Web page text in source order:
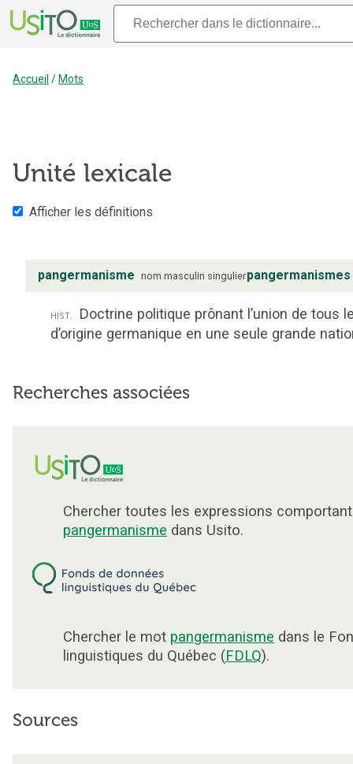
Accueil / Mots
Unité lexicale
Afficher les définitions
pangermanisme nom masculin singulierpangermanismes
hist. Doctrine politique prônant l’union de tous
d’origine germanique en une seule grande
Recherches associées
Chercher toutes les expressions
pangermanisme dans Usito.
Chercher le mot pangermanisme dans le
linguistiques du Québec (FDLQ).
Sources